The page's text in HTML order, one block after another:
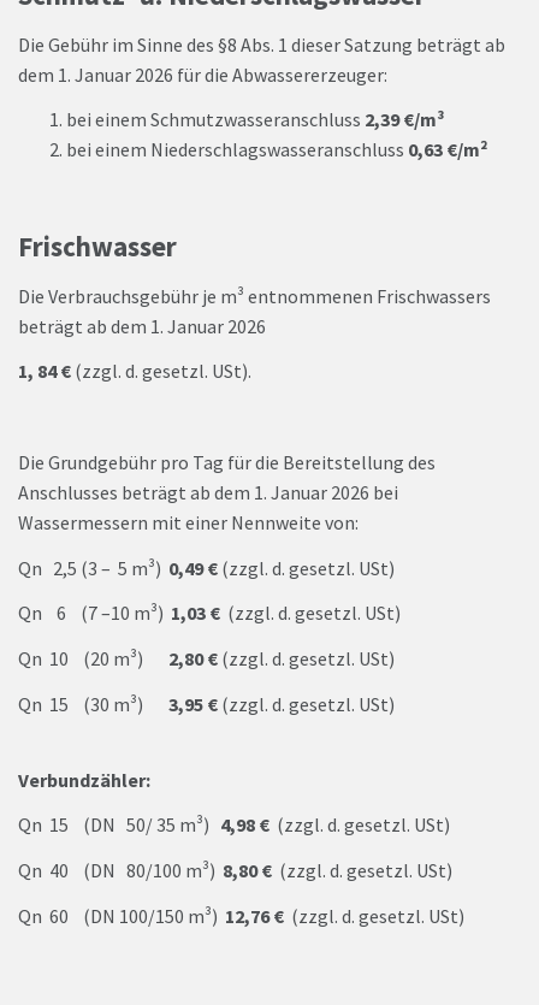
Die Gebühr im Sinne des §8 Abs. 1 dieser Satzung beträgt ab
dem 1. Januar 2026 für die Abwassererzeuger:
bei einem Schmutzwasseranschluss 2,39 €/m³
bei einem Niederschlagswasseranschluss 0,63 €/m²
Frischwasser
Die Verbrauchsgebühr je m³ entnommenen Frischwassers
beträgt ab dem 1. Januar 2026
1, 84 € (zzgl. d. gesetzl. USt).
Die Grundgebühr pro Tag für die Bereitstellung des
Anschlusses beträgt ab dem 1. Januar 2026 bei
Wassermessern mit einer Nennweite von:
Qn 2,5 (3 – 5 m³) 0,49 € (zzgl. d. gesetzl. USt)
Qn 6 (7 –10 m³) 1,03 € (zzgl. d. gesetzl. USt)
Qn 10 (20 m³) 2,80 € (zzgl. d. gesetzl. USt)
Qn 15 (30 m³) 3,95 € (zzgl. d. gesetzl. USt)
Verbundzähler:
Qn 15 (DN 50/ 35 m³) 4,98 € (zzgl. d. gesetzl. USt)
Qn 40 (DN 80/100 m³) 8,80 € (zzgl. d. gesetzl. USt)
Qn 60 (DN 100/150 m³) 12,76 € (zzgl. d. gesetzl. USt)